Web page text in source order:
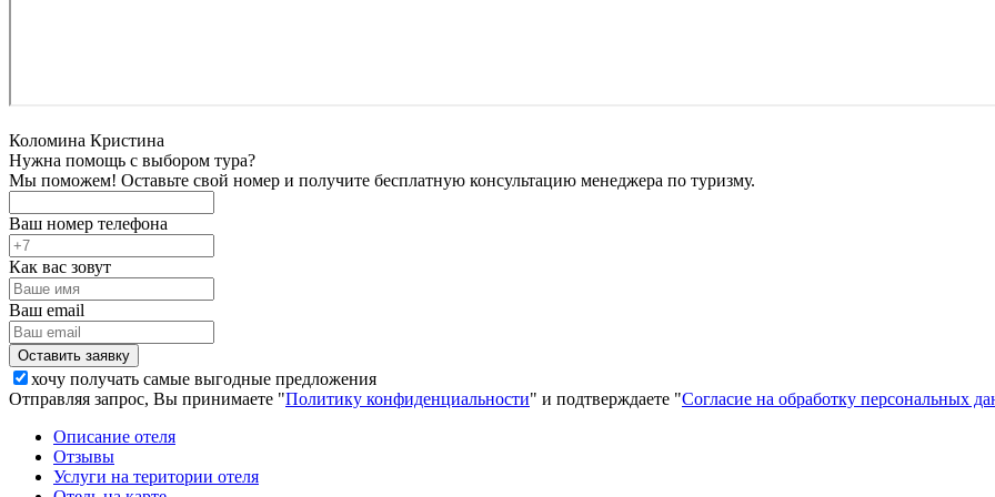
Коломина Кристина
Нужна помощь с выбором тура?
Мы поможем! Оставьте свой номер и получите бесплатную консультацию менеджера по туризму.
Ваш номер телефона
Как вас зовут
Ваш email
хочу получать самые выгодные предложения
Отправляя запрос, Вы принимаете "Политику конфиденциальности" и подтверждаете "Согласие на обработку персональных
Описание отеля
Отзывы
Услуги на територии отеля